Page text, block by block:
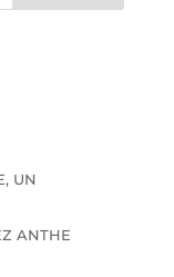
UN
ANTHE